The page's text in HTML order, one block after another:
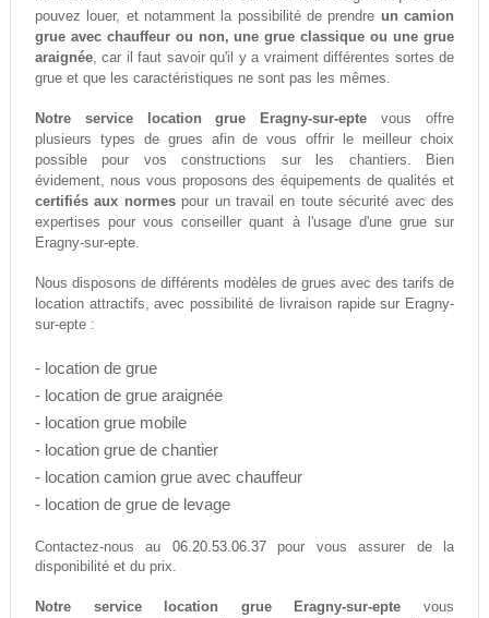
pouvez louer, et notamment la possibilité de prendre un camion
grue avec chauffeur ou non, une grue classique ou une grue
araignée, car il faut savoir qu'il y a vraiment différentes sortes de
grue et que les caractéristiques ne sont pas les mêmes.
Notre service location grue Eragny-sur-epte vous offre
plusieurs types de grues afin de vous offrir le meilleur choix
possible pour vos constructions sur les chantiers. Bien
évidement, nous vous proposons des équipements de qualités et
certifiés aux normespour un travail en toute sécurité avec des
expertises pour vous conseiller quant à l'usage d'une grue sur
Eragny-sur-epte.
Nous disposons de différents modèles de grues avec des tarifs de
location attractifs, avec possibilité de livraison rapide sur Eragny-
sur-epte :
- location de grue
- location de grue araignée
- location grue mobile
- location grue de chantier
- location camion grue avec chauffeur
- location de grue de levage
Contactez-nous au 06.20.53.06.37pour vous assurer de la
disponibilité et du prix.
Notre service location grue Eragny-sur-epte vous